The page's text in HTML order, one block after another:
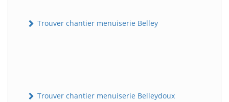
Trouver chantier menuiserie Belley
Trouver chantier menuiserie Belleydoux